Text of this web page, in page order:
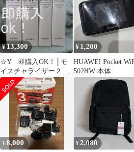
¥13,300
☆Y 即購入OK！│モ
イスチャライザー２＆
ナリッシュメント２
¥ 1,200
HUAWEI Pocket
502HW 本体
¥8,000 ¥2,080